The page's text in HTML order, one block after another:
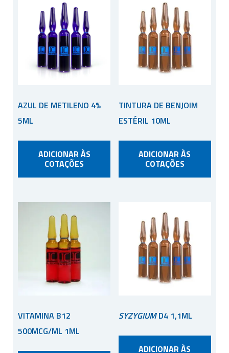
AZUL DE METILENO 4%
5ML
ADICIONAR ÀS
COTAÇÕES
TINTURA DE BENJOIM
ESTÉRIL 10ML
ADICIONAR ÀS
COTAÇÕES
VITAMINA B12
500MCG/ML 1ML
SYZYGIUMD4 1,1ML
ADICIONAR ÀS